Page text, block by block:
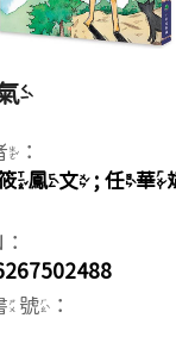
：
鳳文 ; 任華
：
號：